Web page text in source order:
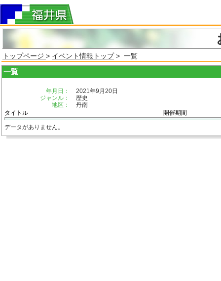
トップページ > イベント情報トップ> 一覧
一覧
年月日：
2021年9月20日
ジャンル：
歴史
地区：
丹南
タイトル
開催期間
データがありません。